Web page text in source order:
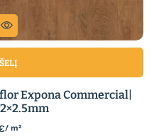
Expona Commercial|
/ m²